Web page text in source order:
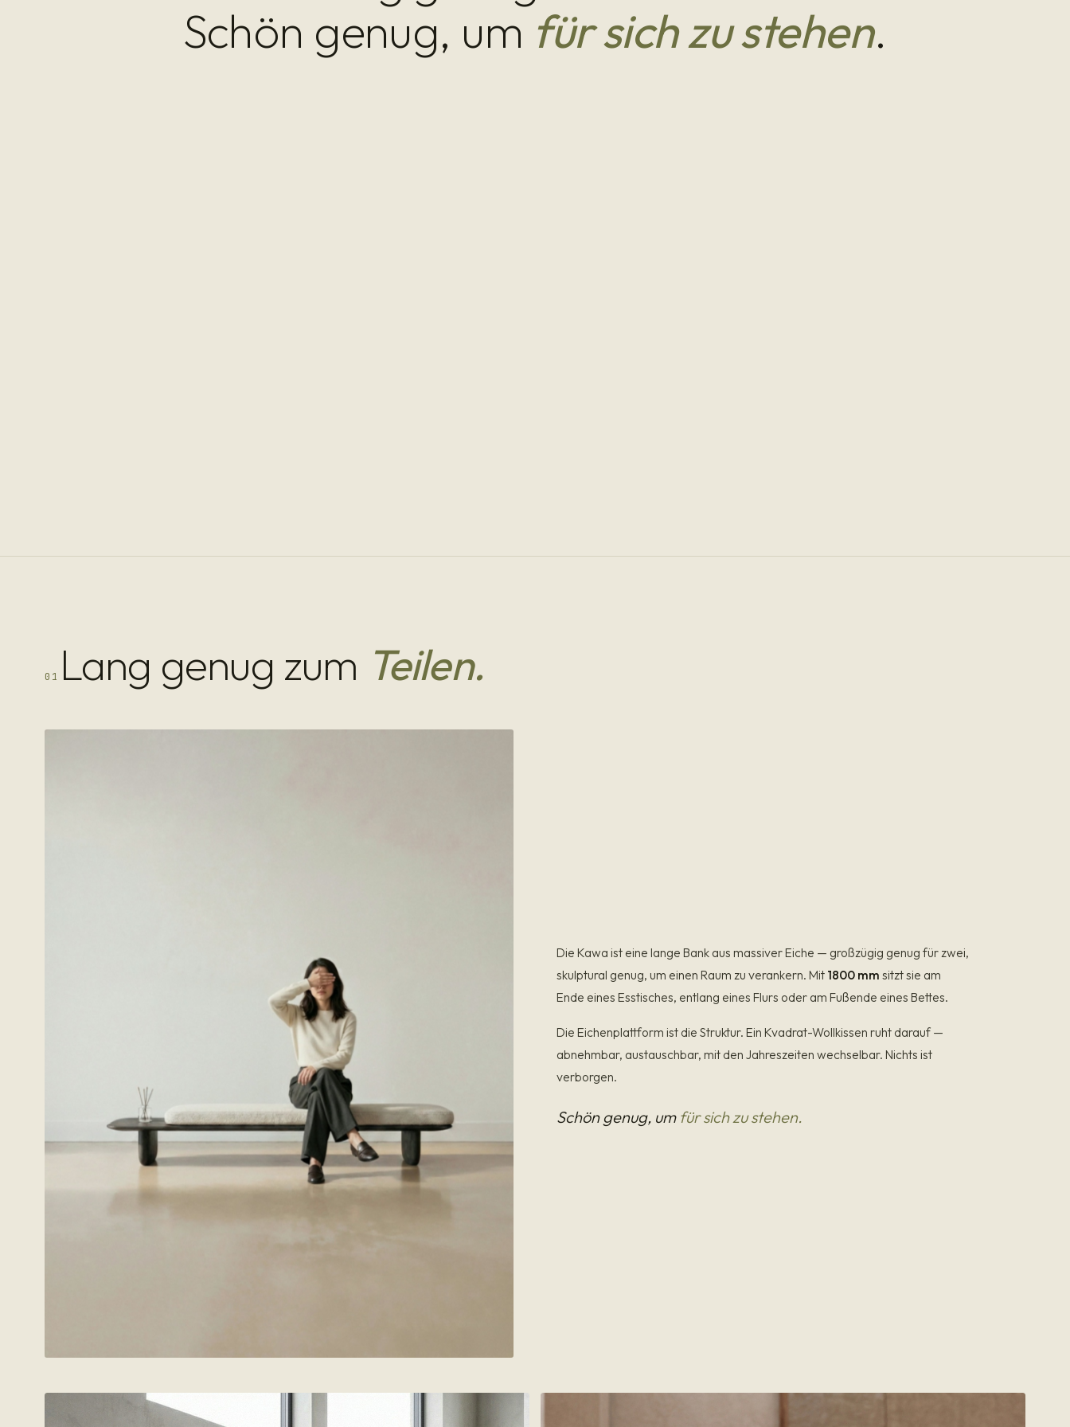
Schön genug, um für sich zu stehen.
01 Lang genug zum Teilen.
Die Kawa ist eine lange Bank aus massiver Eiche — großzügig genug für zwei,
skulptural genug, um einen Raum zu verankern. Mit 1800 mm sitzt sie am
Ende eines Esstisches, entlang eines Flurs oder am Fußende eines Bettes.
Die Eichenplattform ist die Struktur. Ein Kvadrat-Wollkissen ruht darauf —
abnehmbar, austauschbar, mit den Jahreszeiten wechselbar. Nichts ist
verborgen.
Schön genug, um für sich zu stehen.